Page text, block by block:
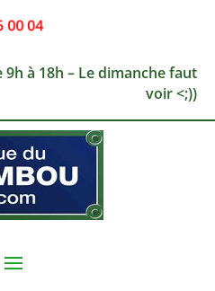
00 04
à 18h – Le dimanche faut
voir <;))